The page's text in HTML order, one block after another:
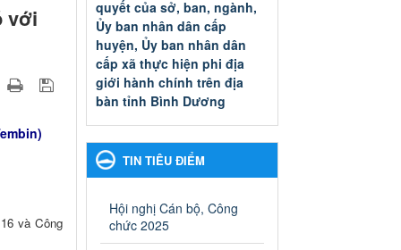
với
và Công
quyết của sở, ban, ngành,
Ủy ban nhân dân cấp
huyện, Ủy ban nhân dân
cấp xã thực hiện phi địa
giới hành chính trên địa
bàn tỉnh Bình Dương
thẩm quyền giải quyết của sở,
ban, ngành, Ủy ban nhân dân
cấp xã thực hiện phi địa giới
hành chính trên địa bàn tỉnh
TIN TIÊU ĐIỂM
Hội nghị Cán bộ, Công
chức 2025